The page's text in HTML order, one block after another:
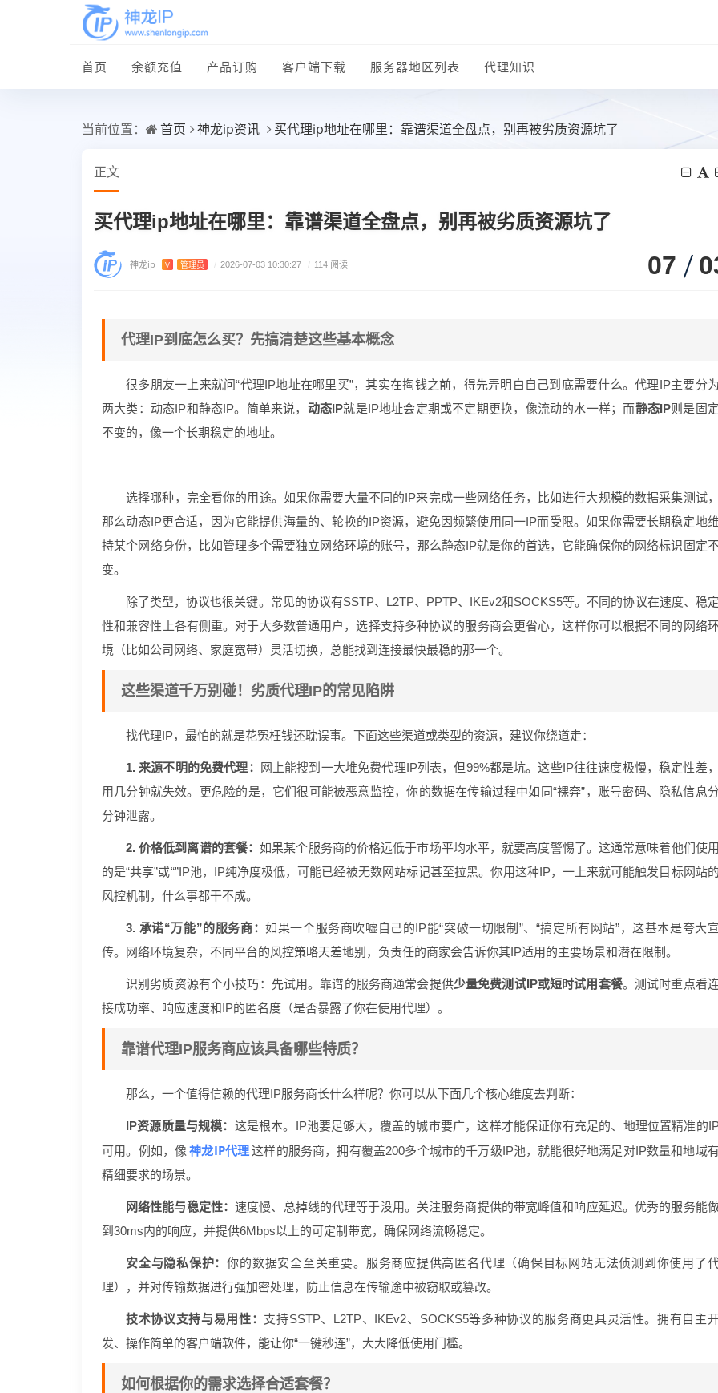
首页 余额充值 产品订购 客户端下载 服务器地区列表 代理知识
当前位置： 首页 神龙ip资讯 买代理ip地址在哪里：靠谱渠道全盘点，别再被劣质资源坑了
正文
买代理ip地址在哪里：靠谱渠道全盘点，别再被劣质资源坑了
神龙ip V 管理员 / 2026-07-03 10:30:27 / 114 阅读 07
代理IP到底怎么买？先搞清楚这些基本概念
很多朋友一上来就问“代理IP地址在哪里买”，其实在掏钱之前，得先弄明白自己到底需要什么。代理IP主要分为
两大类：动态IP和静态IP。简单来说， 动态IP就是IP地址会定期或不定期更换，像流动的水一样；而静态IP则是固定
不变的，像一个长期稳定的地址。
选择哪种，完全看你的用途。如果你需要大量不同的IP来完成一些网络任务，比如进行大规模的数据采集测试，
那么动态IP更合适，因为它能提供海量的、轮换的IP资源，避免因频繁使用同一IP而受限。如果你需要长期稳定地维
持某个网络身份，比如管理多个需要独立网络环境的账号，那么静态IP就是你的首选，它能确保你的网络标识固定
变。
除了类型，协议也很关键。常见的协议有SSTP、L2TP、PPTP、IKEv2和SOCKS5等。不同的协议在速度、稳定
性和兼容性上各有侧重。对于大多数普通用户，选择支持多种协议的服务商会更省心，这样你可以根据不同的网络
境（比如公司网络、家庭宽带）灵活切换，总能找到连接最快最稳的那一个。
这些渠道千万别碰！劣质代理IP的常见陷阱
找代理IP，最怕的就是花冤枉钱还耽误事。下面这些渠道或类型的资源，建议你绕道走：
1. 来源不明的免费代理：
网上能搜到一大堆免费代理IP列表，但99%都是坑。这些IP往往速度极慢，稳定性差，
用几分钟就失效。更危险的是，它们很可能被恶意监控，你的数据在传输过程中如同“裸奔”，账号密码、隐私信息分
分钟泄露。
2. 价格低到离谱的套餐：如果某个服务商的价格远低于市场平均水平，就要高度警惕了。这通常意味着他们使用
的是“共享”或“”IP池，IP纯净度极低，可能已经被无数网站标记甚至拉黑。你用这种IP，一上来就可能触发目标网站的
风控机制，什么事都干不成。
3. 承诺“万能”的服务商：如果一个服务商吹嘘自己的IP能“突破一切限制”、“搞定所有网站”，这基本是夸大宣
传。网络环境复杂，不同平台的风控策略天差地别，负责任的商家会告诉你其IP适用的主要场景和潜在限制。
识别劣质资源有个小技巧：先试用。靠谱的服务商通常会提供少量免费测试IP或短时试用套餐。测试时重点看连
接成功率、响应速度和IP的匿名度（是否暴露了你在使用代理）。
靠谱代理IP服务商应该具备哪些特质？
那么，一个值得信赖的代理IP服务商长什么样呢？你可以从下面几个核心维度去判断：
IP资源质量与规模： 这是根本。IP池要足够大，覆盖的城市要广，这样才能保证你有充足的、地理位置精准的
可用。例如，像 神龙IP代理这样的服务商，拥有覆盖200多个城市的千万级IP池，就能很好地满足对IP数量和地域有
精细要求的场景。
网络性能与稳定性：速度慢、总掉线的代理等于没用。关注服务商提供的带宽峰值和响应延迟。优秀的服务能
到30ms内的响应，并提供6Mbps以上的可定制带宽，确保网络流畅稳定。
安全与隐私保护：你的数据安全至关重要。服务商应提供高匿名代理（确保目标网站无法侦测到你使用了
理），并对传输数据进行强加密处理，防止信息在传输途中被窃取或篡改。
技术协议支持与易用性： 支持SSTP、L2TP、IKEv2、SOCKS5等多种协议的服务商更具灵活性。拥有自主
发、操作简单的客户端软件，能让你“一键秒连”，大大降低使用门槛。
如何根据你的需求选择合适套餐？